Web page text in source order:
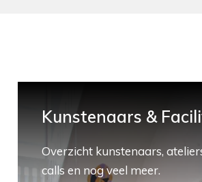
Kunstenaars &
Overzicht kunstenaars,
calls en nog veel meer.